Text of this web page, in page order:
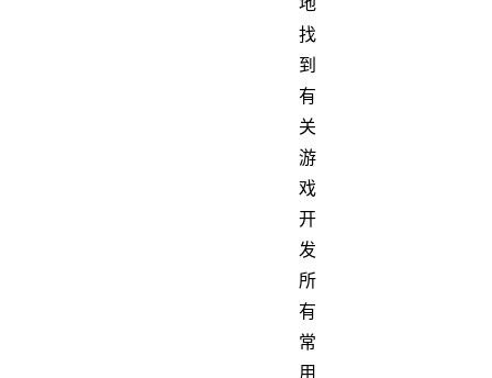
找
到
有
关
游
戏
开
发
所
有
常
用